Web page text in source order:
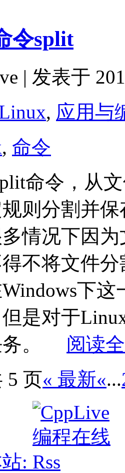
令split
| 发表于
, 应用与
, 命令
命令，从
则分割并
情况下因
不将文件
下
是对于
务。 阅读
5 页« 最新«...
: